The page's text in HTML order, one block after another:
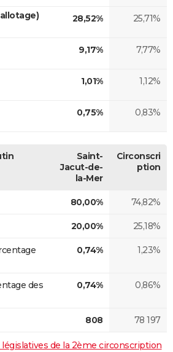
28,52% 25,71%
9,17% 7,77%
1,01% 1,12%
0,75% 0,83%
Saint-
Jacut-de-
la-Mer
Circonscri
ption
80,00% 74,82%
20,00% 25,18%
0,74% 1,23%
des
0,74% 0,86%
808 78 197
législatives de la 2ème circonscription